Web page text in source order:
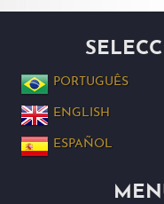
PORTUGUÊS
ENGLISH
ESPAÑOL